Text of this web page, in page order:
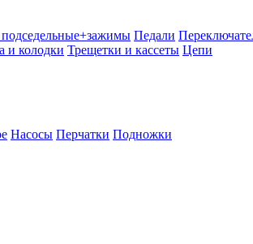
Педали
и колодки Трещетки и кассеты Цепи
Насосы Перчатки Подножки